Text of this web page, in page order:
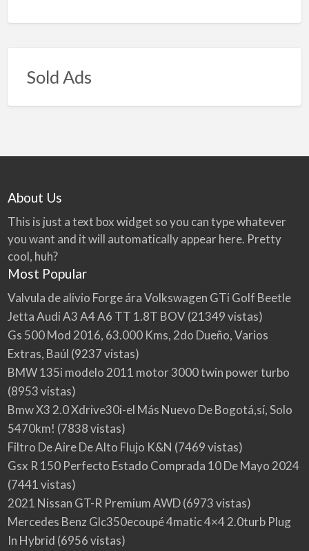
Sold Ads
About Us
This is just a text box widget so you can type whatever
you want and it will automatically appear here. Pretty
cool, huh?
Most Popular
Valvula de alivio Forge ára Volkswagen GTi Golf Beetle
Jetta Audi A3 A4 A6 TT 1.8T BOV(21349 vistas)
Gs 500 Mod 2016, 63.000 Kms, 2do Dueño, Varios
Extras, Baúl (9237 vistas)
BMW 135i modelo 2011 motor 3000 twin power turbo
(8953 vistas)
Bmw X3 2.0 Xdrive30i-el Más Nuevo De Bogotá,sí, Solo
5470km! (7838 vistas)
Filtro De Aire De Alto Flujo K&N (7469 vistas)
Gsx R 150 Perfecto Estado Comprada 10 De Mayo 2024
(7441 vistas)
2021 Nissan GT-R Premium AWD(6973 vistas)
Mercedes Benz Glc350ecoupé 4matic 4×4 2.0turb Plug
In Hybrid (6956 vistas)